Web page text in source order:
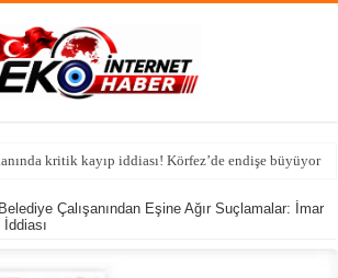
Belediye Çalışanından Eşine Ağır Suçlamalar: İmar